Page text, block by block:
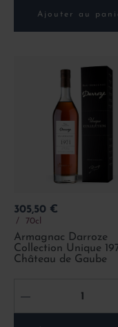
Ajouter au
Prix
305,50 €
70cl
Armagnac Darroze
Collection Unique
Château de Gaube
-